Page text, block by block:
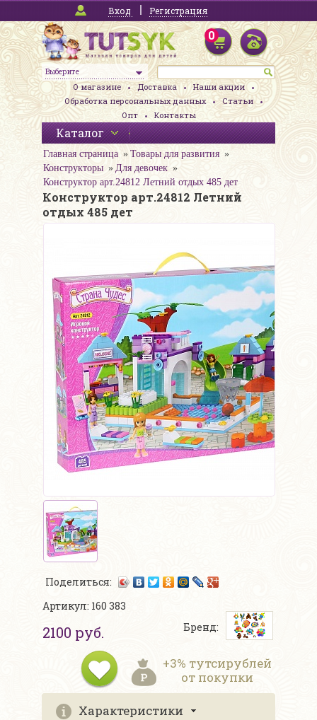
Вход Регистрация
Выберите
0
О магазине Доставка
Наши акции
Обработка персональных данных
Статьи
Опт
Контакты
Каталог
Главная страница
Товары для развития
Конструкторы
Для девочек
Конструктор арт.24812 Летний отдых 485 дет
Конструктор арт.24812 Летний
отдых 485 дет
Поделиться:
Артикул: 160 383
2100 руб. Бренд:
+3% тутсирублей
от покупки
Характеристики